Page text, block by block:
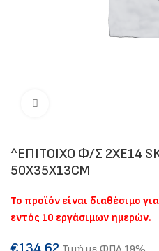
^ΕΠΙΤΟΙΧΟ Φ/Σ 2ΧΕ14
50X35X13CM
Το προϊόν είναι διαθέσιμο
εντός 10 εργάσιμων ημερών.